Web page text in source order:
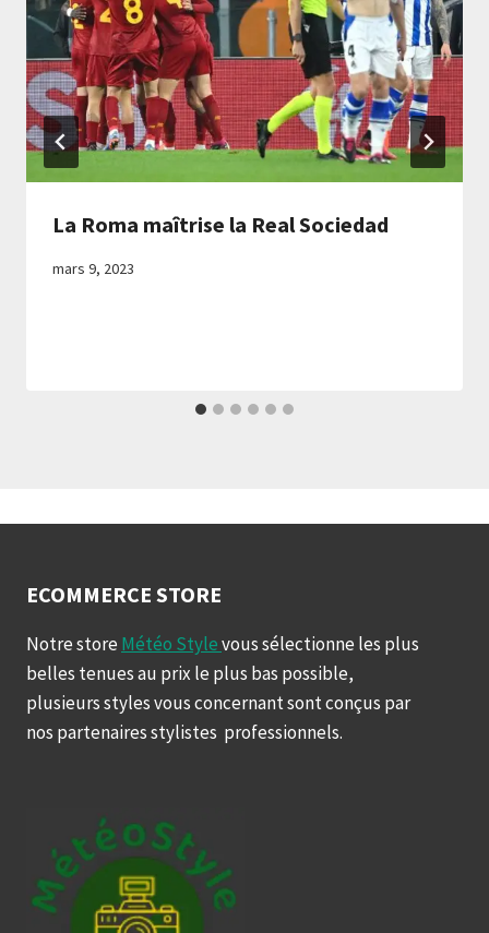
La Roma maîtrise la Real Sociedad
mars 9, 2023
ECOMMERCE STORE
Notre store Météo Stylevous sélectionne les plus
belles tenues au prix le plus bas possible,
plusieurs styles vous concernant sont conçus par
nos partenaires stylistes professionnels.